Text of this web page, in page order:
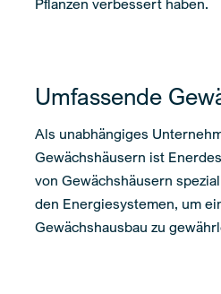
Umfassende
Als unabhängiges
Gewächshäusern ist
von Gewächshäusern
den Energiesystemen, um
Gewächshausbau zu